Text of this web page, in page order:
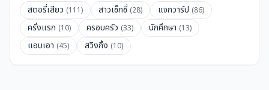
สตอรี่เสียว (111) สาวเซ็กซี่ (28) แจกวาร์ป (86)
ครั่งแรก (10) ครอบครัว (33) นักศึกษา (13)
แอบเอา (45) สวิงกิ้ง (10)